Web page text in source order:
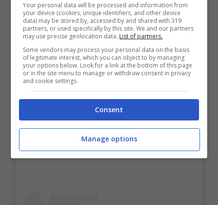
quattro mura. La decisione per l’“idea
regalo 2020”affascina e rende
stuzzicante l’atmosfera del personaggio,
all’atto della presentazione del progetto su
Instagram.Come un libro può essere un
omaggio idoneo al periodo che corre, così
Caterina è un dono del “Signore” nel suo
“immortale” fascino
Your personal data will be processed and information from
your device (cookies, unique identifiers, and other device
data) may be stored by, accessed by and shared with 319
partners, or used specifically by this site. We and our partners
may use precise geolocation data. List of partners.
Some vendors may process your personal data on the basis
of legitimate interest, which you can object to by managing
your options below. Look for a link at the bottom of this page
or in the site menu to manage or withdraw consent in privacy
and cookie settings.
Consent
Manage options